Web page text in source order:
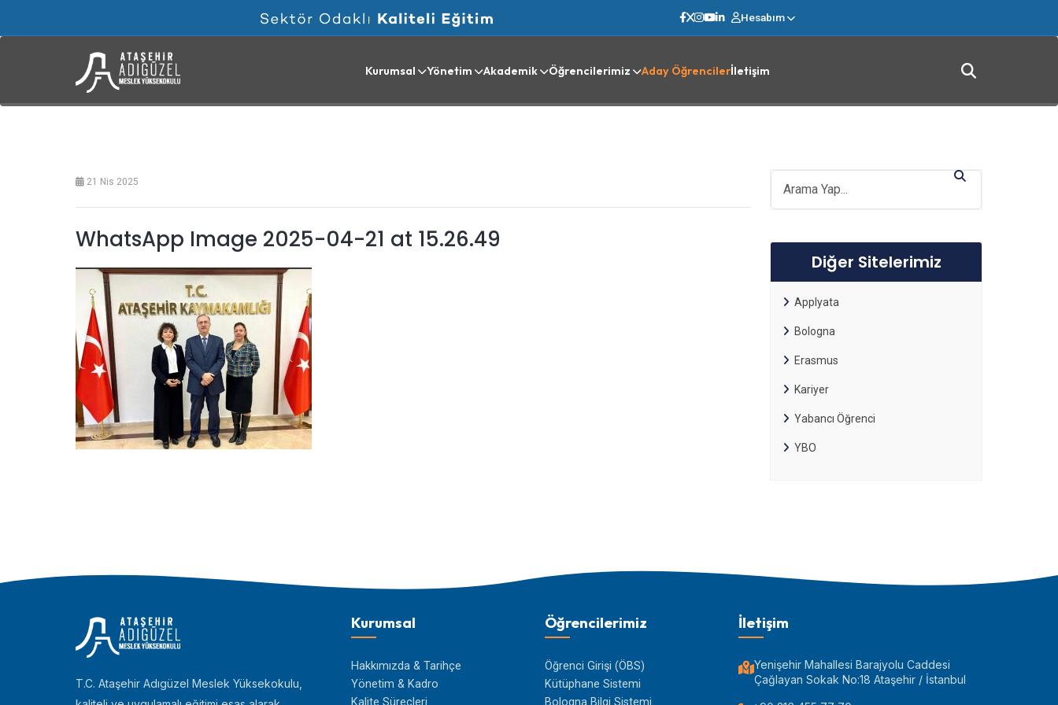
Hesabım
Kurumsal Yönetim Akademik Öğrencilerimiz Aday Öğrencilerİletişim
21 Nis 2025
WhatsApp Image 2025-04-21 at 15.26.49
Diğer Sitelerimiz
Applyata
Bologna
Erasmus
Kariyer
Yabancı Öğrenci
YBO
T.C. Ataşehir Adıgüzel Meslek Yüksekokulu,
Kurumsal
Hakkımızda & Tarihçe
Yönetim & Kadro
Kalite Süreçleri
Öğrencilerimiz
Öğrenci Girişi (ÖBS)
Kütüphane Sistemi
Bologna Bilgi Sistemi
İletişim
Yenişehir Mahallesi Barajyolu Caddesi
Çağlayan Sokak No:18 Ataşehir / İstanbul